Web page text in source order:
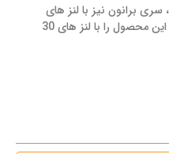
برانون نیز با لنز های
5×5 ارائه میگردد. شما می توانید این محصول را با لنز های 30